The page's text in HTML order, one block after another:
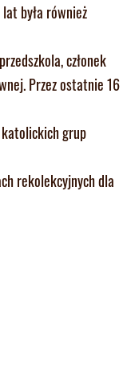
była również
członek
Przez ostatnie 16
katolickich grup
rekolekcyjnych dla